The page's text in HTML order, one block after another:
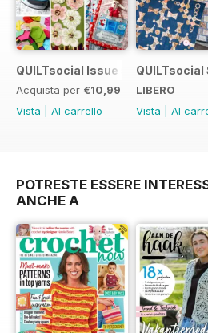
QUILTsocial Issue 5
Acquista per €10,99
Vista
Al carrello
QUILTsocial
LIBERO
Vista
Al
POTRESTE ESSERE
ANCHE A